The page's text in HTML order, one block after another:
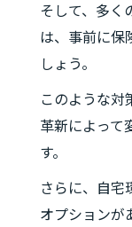
そして、多く
は、事前に保
しょう。
このような対
革新によって
す。
さらに、自宅
オプションが